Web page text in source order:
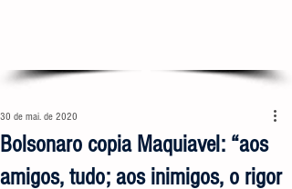
Bolsonaro copia Maquiavel: “aos
amigos, tudo; aos inimigos, o rigor
30 de mai. de 2020